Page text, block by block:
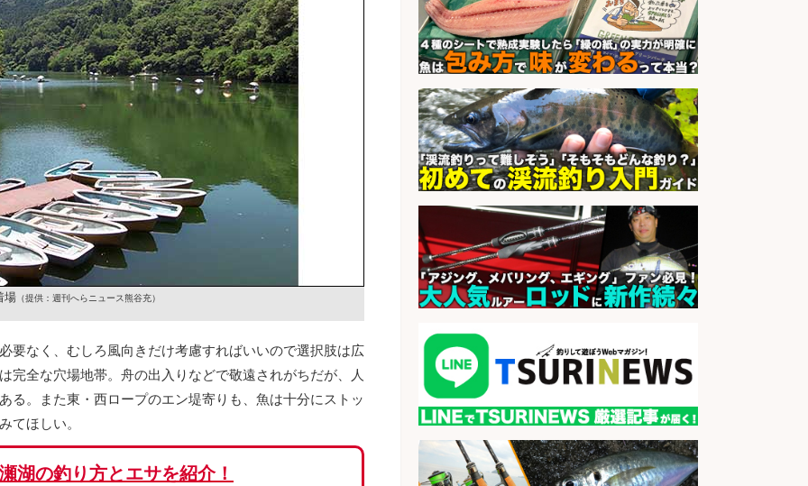
場 （提供：週刊へらニュース熊谷充）
要なく、むしろ風向きだけ考慮すればいいので選択肢は広
完全な穴場地帯。舟の出入りなどで敬遠されがちだが、人
る。また東・西ロープのエン堤寄りも、魚は十分にストッ
てほしい。
湖の釣り方とエサを紹介！